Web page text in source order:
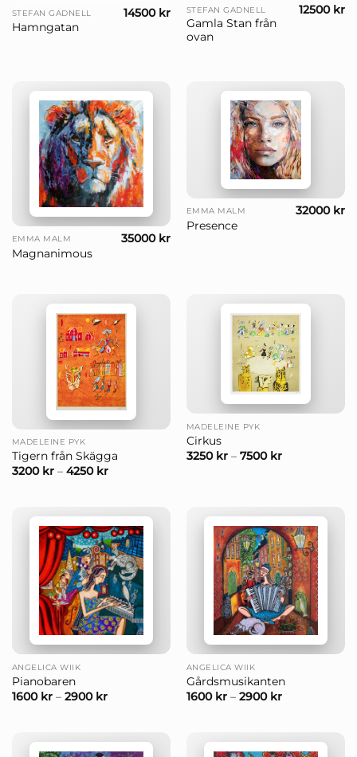
STEFAN GADNELL
Hamngatan
14500 kr STEFAN GADNELL
Gamla Stan från
ovan
12500 kr
EMMA MALM
Magnanimous
35000 kr
EMMA MALM
Presence
32000 kr
MADELEINE PYK
Tigern från Skägga
3200 kr– 4250 kr
MADELEINE PYK
Cirkus
3250 kr– 7500 kr
ANGELICA WIIK
Pianobaren
1600 kr– 2900 kr
ANGELICA WIIK
Gårdsmusikanten
1600 kr– 2900 kr